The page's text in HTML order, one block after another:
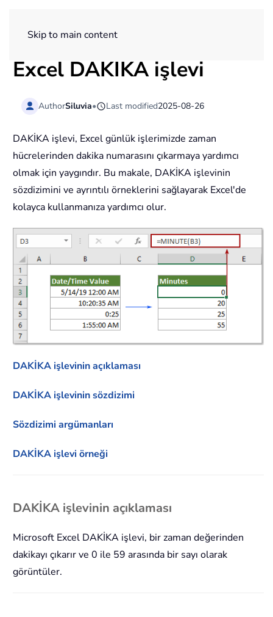
Skip to main content
Excel DAKİKA işlevi
AuthorSiluvia• Last modified2025-08-26
DAKİKA işlevi, Excel günlük işlerimizde zaman
hücrelerinden dakika numarasını çıkarmaya yardımcı
olmak için yaygındır. Bu makale, DAKİKA işlevinin
sözdizimini ve ayrıntılı örneklerini sağlayarak Excel'de
kolayca kullanmanıza yardımcı olur.
DAKİKA işlevinin açıklaması
DAKİKA işlevinin sözdizimi
Sözdizimi argümanları
DAKİKA işlevi örneği
DAKİKA işlevinin açıklaması
Microsoft Excel DAKİKA işlevi, bir zaman değerinden
dakikayı çıkarır ve 0 ile 59 arasında bir sayı olarak
görüntüler.